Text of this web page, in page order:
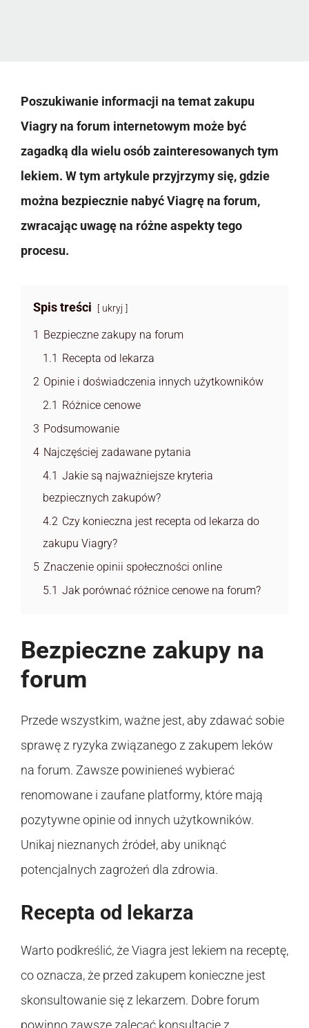
Poszukiwanie informacji na temat zakupu
Viagry na forum internetowym może być
zagadką dla wielu osób zainteresowanych tym
lekiem. W tym artykule przyjrzymy się, gdzie
można bezpiecznie nabyć Viagrę na forum,
zwracając uwagę na różne aspekty tego
procesu.
Spis treści ukryj
1
Bezpieczne zakupy na forum
1.1
Recepta od lekarza
2 Opinie i doświadczenia innych użytkowników
2.1
Różnice cenowe
3 Podsumowanie
4 Najczęściej zadawane pytania
4.1 Jakie są najważniejsze kryteria
bezpiecznych zakupów?
4.2 Czy konieczna jest recepta od lekarza do
zakupu Viagry?
5 Znaczenie opinii społeczności online
5.1 Jak porównać różnice cenowe na forum?
Bezpieczne zakupy na
forum
Przede wszystkim, ważne jest, aby zdawać sobie
sprawę z ryzyka związanego z zakupem leków
na forum. Zawsze powinieneś wybierać
renomowane i zaufane platformy, które mają
pozytywne opinie od innych użytkowników.
Unikaj nieznanych źródeł, aby uniknąć
potencjalnych zagrożeń dla zdrowia.
Recepta od lekarza
Warto podkreślić, że Viagra jest lekiem na receptę,
co oznacza, że przed zakupem konieczne jest
skonsultowanie się z lekarzem. Dobre forum
powinno zawsze zalecać konsultację z